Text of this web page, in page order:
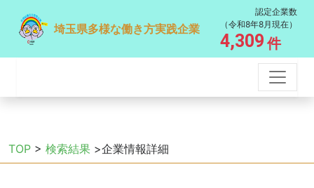
埼玉県多様な働き方実践企業
認定企業数
（令和8年8月現在）
4,309 件
TOP > 検索結果 >企業情報詳細